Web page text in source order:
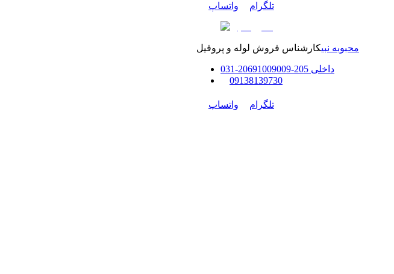
تلگرام واتساپ
محبوبه نبیکارشناس فروش لوله و پروفیل
داخلی 205-206
91009009
-
031
09138139730
تلگرام واتساپ